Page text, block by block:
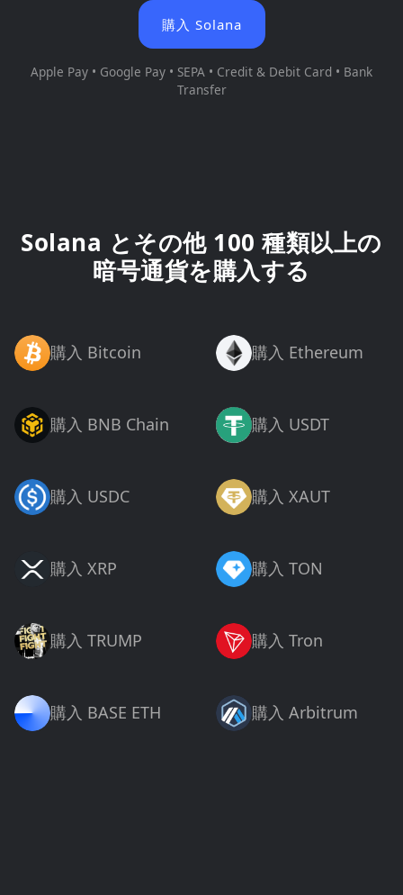
購入 Solana
Apple Pay • Google Pay • SEPA • Credit & Debit Card • Bank
Transfer
Solana とその他 100 種類以上の
暗号通貨を購入する
購入 Bitcoin 購入 Ethereum
購入 BNB Chain 購入 USDT
購入 USDC 購入 XAUT
購入 XRP 購入 TON
購入 TRUMP 購入 Tron
購入 BASE ETH 購入 Arbitrum